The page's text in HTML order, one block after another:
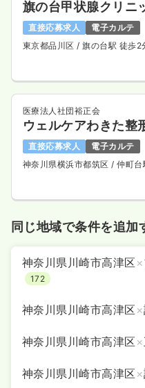
旗の台甲状腺クリニ
直接応募求人
電子カルテ
東京都品川区/ 旗の台駅 徒歩2
医療法人社団裕正会
ウェルケアわきた整
直接応募求人
電子カルテ
神奈川県横浜市都筑区/ 仲町台
同じ地域で条件を追加
神奈川県川崎市高津区 ×
172
神奈川県川崎市高津区 ×
神奈川県川崎市高津区 ×
神奈川県川崎市高津区 ×